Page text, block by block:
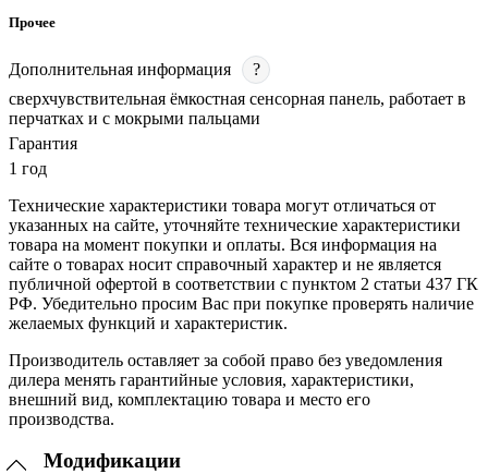
Прочее
Дополнительная информация
?
сверхчувствительная ёмкостная сенсорная панель, работает в
перчатках и с мокрыми пальцами
Гарантия
1 год
Технические характеристики товара могут отличаться от
указанных на сайте, уточняйте технические характеристики
товара на момент покупки и оплаты. Вся информация на
сайте о товарах носит справочный характер и не является
публичной офертой в соответствии с пунктом 2 статьи 437 ГК
РФ. Убедительно просим Вас при покупке проверять наличие
желаемых функций и характеристик.
Производитель оставляет за собой право без уведомления
дилера менять гарантийные условия, характеристики,
внешний вид, комплектацию товара и место его
производства.
Модификации